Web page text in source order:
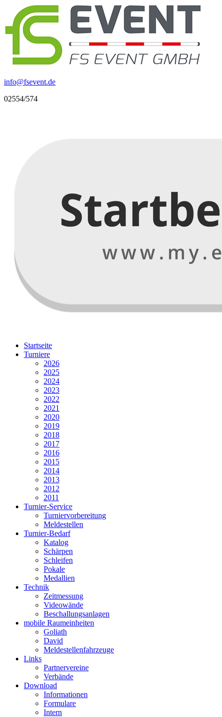
info@fsevent.de
02554/574
Startseite
Turniere
2026
2025
2024
2023
2022
2021
2020
2019
2018
2017
2016
2015
2014
2013
2012
2011
Turnier-Service
Turniervorbereitung
Meldestellen
Turnier-Bedarf
Katalog
Schärpen
Schleifen
Pokale
Medallien
Technik
Zeitmessung
Videowände
Beschallungsanlagen
mobile Raumeinheiten
Goliath
David
Meldestellenfahrzeuge
Links
Partnervereine
Verbände
Download
Informationen
Formulare
Intern